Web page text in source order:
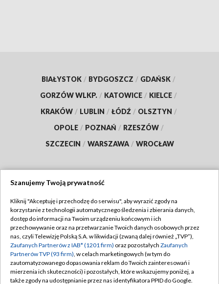
BIAŁYSTOK / BYDGOSZCZ / GDAŃSK /
GORZÓW WLKP. / KATOWICE / KIELCE /
KRAKÓW / LUBLIN / ŁÓDŹ / OLSZTYN /
OPOLE / POZNAŃ / RZESZÓW /
SZCZECIN / WARSZAWA / WROCŁAW
TVP
Abonament TVP
Emisja w TVP
Centrum informacji TVP
Naziemna Telewizja Cyfrowa
Regulamin TVP
Polityka prywatności
Moje zgody
Pomoc
Szanujemy Twoją prywatność
Kliknij "Akceptuję i przechodzę do serwisu", aby wyrazić zgody na
korzystanie z technologii automatycznego śledzenia i zbierania danych,
dostęp do informacji na Twoim urządzeniu końcowym i ich
przechowywanie oraz na przetwarzanie Twoich danych osobowych przez
nas, czyli Telewizję Polską S.A. w likwidacji (zwaną dalej również „TVP”),
Zaufanych Partnerów z IAB* (1201 firm) oraz pozostałych Zaufanych
Partnerów TVP (93 firm), w celach marketingowych (w tym do
zautomatyzowanego dopasowania reklam do Twoich zainteresowań i
mierzenia ich skuteczności) i pozostałych, które wskazujemy poniżej, a
także zgody na udostępnianie przez nas identyfikatora PPID do Google.